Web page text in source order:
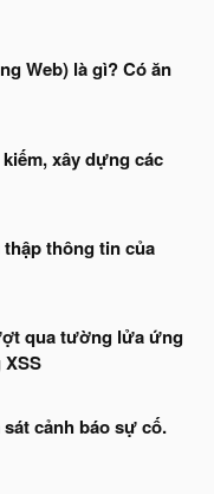
Web) là gì? Có ăn
xây dựng các
thập thông tin của
qua tường lửa ứng
cảnh báo sự cố.